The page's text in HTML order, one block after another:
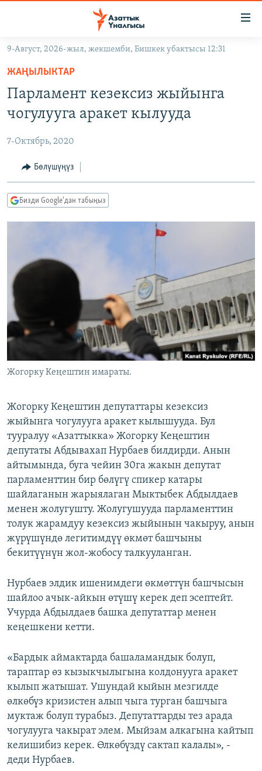
Навигацияга
өтүңүз
Издөөгө
салыңызКЫРГЫЗСТАН
ЭКОНОМИКА
МАДАНИЯТ
ДҮЙНӨ
БОРБОР АЗИЯ
УКРАИНА
АТАЙЫН ИЛИКТӨӨ
ТВ ПРОГРАММАЛАР
ЭКСПЕРТТЕР ТАЛДАЙТ
ЭЖЕ-СИҢДИЛЕР
ЫҢГАЙСЫЗ СУРООЛОР
ӨЗГӨЧӨ ПИКИР
ОНЛАЙН ШЕРИНЕ
ЭЕ/АРнун бардык сайттары
9-Август, 2026-жыл, жекшемби, Бишкек убактысы 12:31
ЖАҢЫЛЫКТАР
Парламент кезексиз жыйынга
чогулууга аракет кылууда
7-Октябрь, 2020
Бөлүшүңүз
Бизди Google'дан табыңыз
Жогорку Кеңештин имараты.
Жогорку Кеңештин депутаттары кезексиз
жыйынга чогулууга аракет кылышууда. Бул
тууралуу «Азаттыкка» Жогорку Кеңештин
депутаты Абдывахап Нурбаев билдирди. Анын
айтымында, буга чейин 30га жакын депутат
парламенттин бир бөлүгү спикер катары
шайлаганын жарыялаган Мыктыбек Абдылдаев
менен жолугушту. Жолугушууда парламенттин
толук жарамдуу кезексиз жыйынын чакыруу, анын
жүрүшүндө легитимдүү өкмөт башчыны
бекитүүнүн жол-жобосу талкууланган.
Нурбаев элдик ишенимдеги өкмөттүн башчысын
шайлоо ачык-айкын өтүшү керек деп эсептейт.
Учурда Абдылдаев башка депутаттар менен
кеңешкени кетти.
«Бардык аймактарда башаламандык болуп,
тараптар өз кызыкчылыгына колдонууга аракет
кылып жатышат. Ушундай кыйын мезгилде
өлкөбүз кризистен алып чыга турган башчыга
муктаж болуп турабыз. Депутаттарды тез арада
чогулууга чакырат элем. Мыйзам алкагына кайтып
келишибиз керек. Өлкөбүздү сактап калалы», -
деди Нурбаев.